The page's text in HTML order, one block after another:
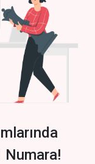
Numara!